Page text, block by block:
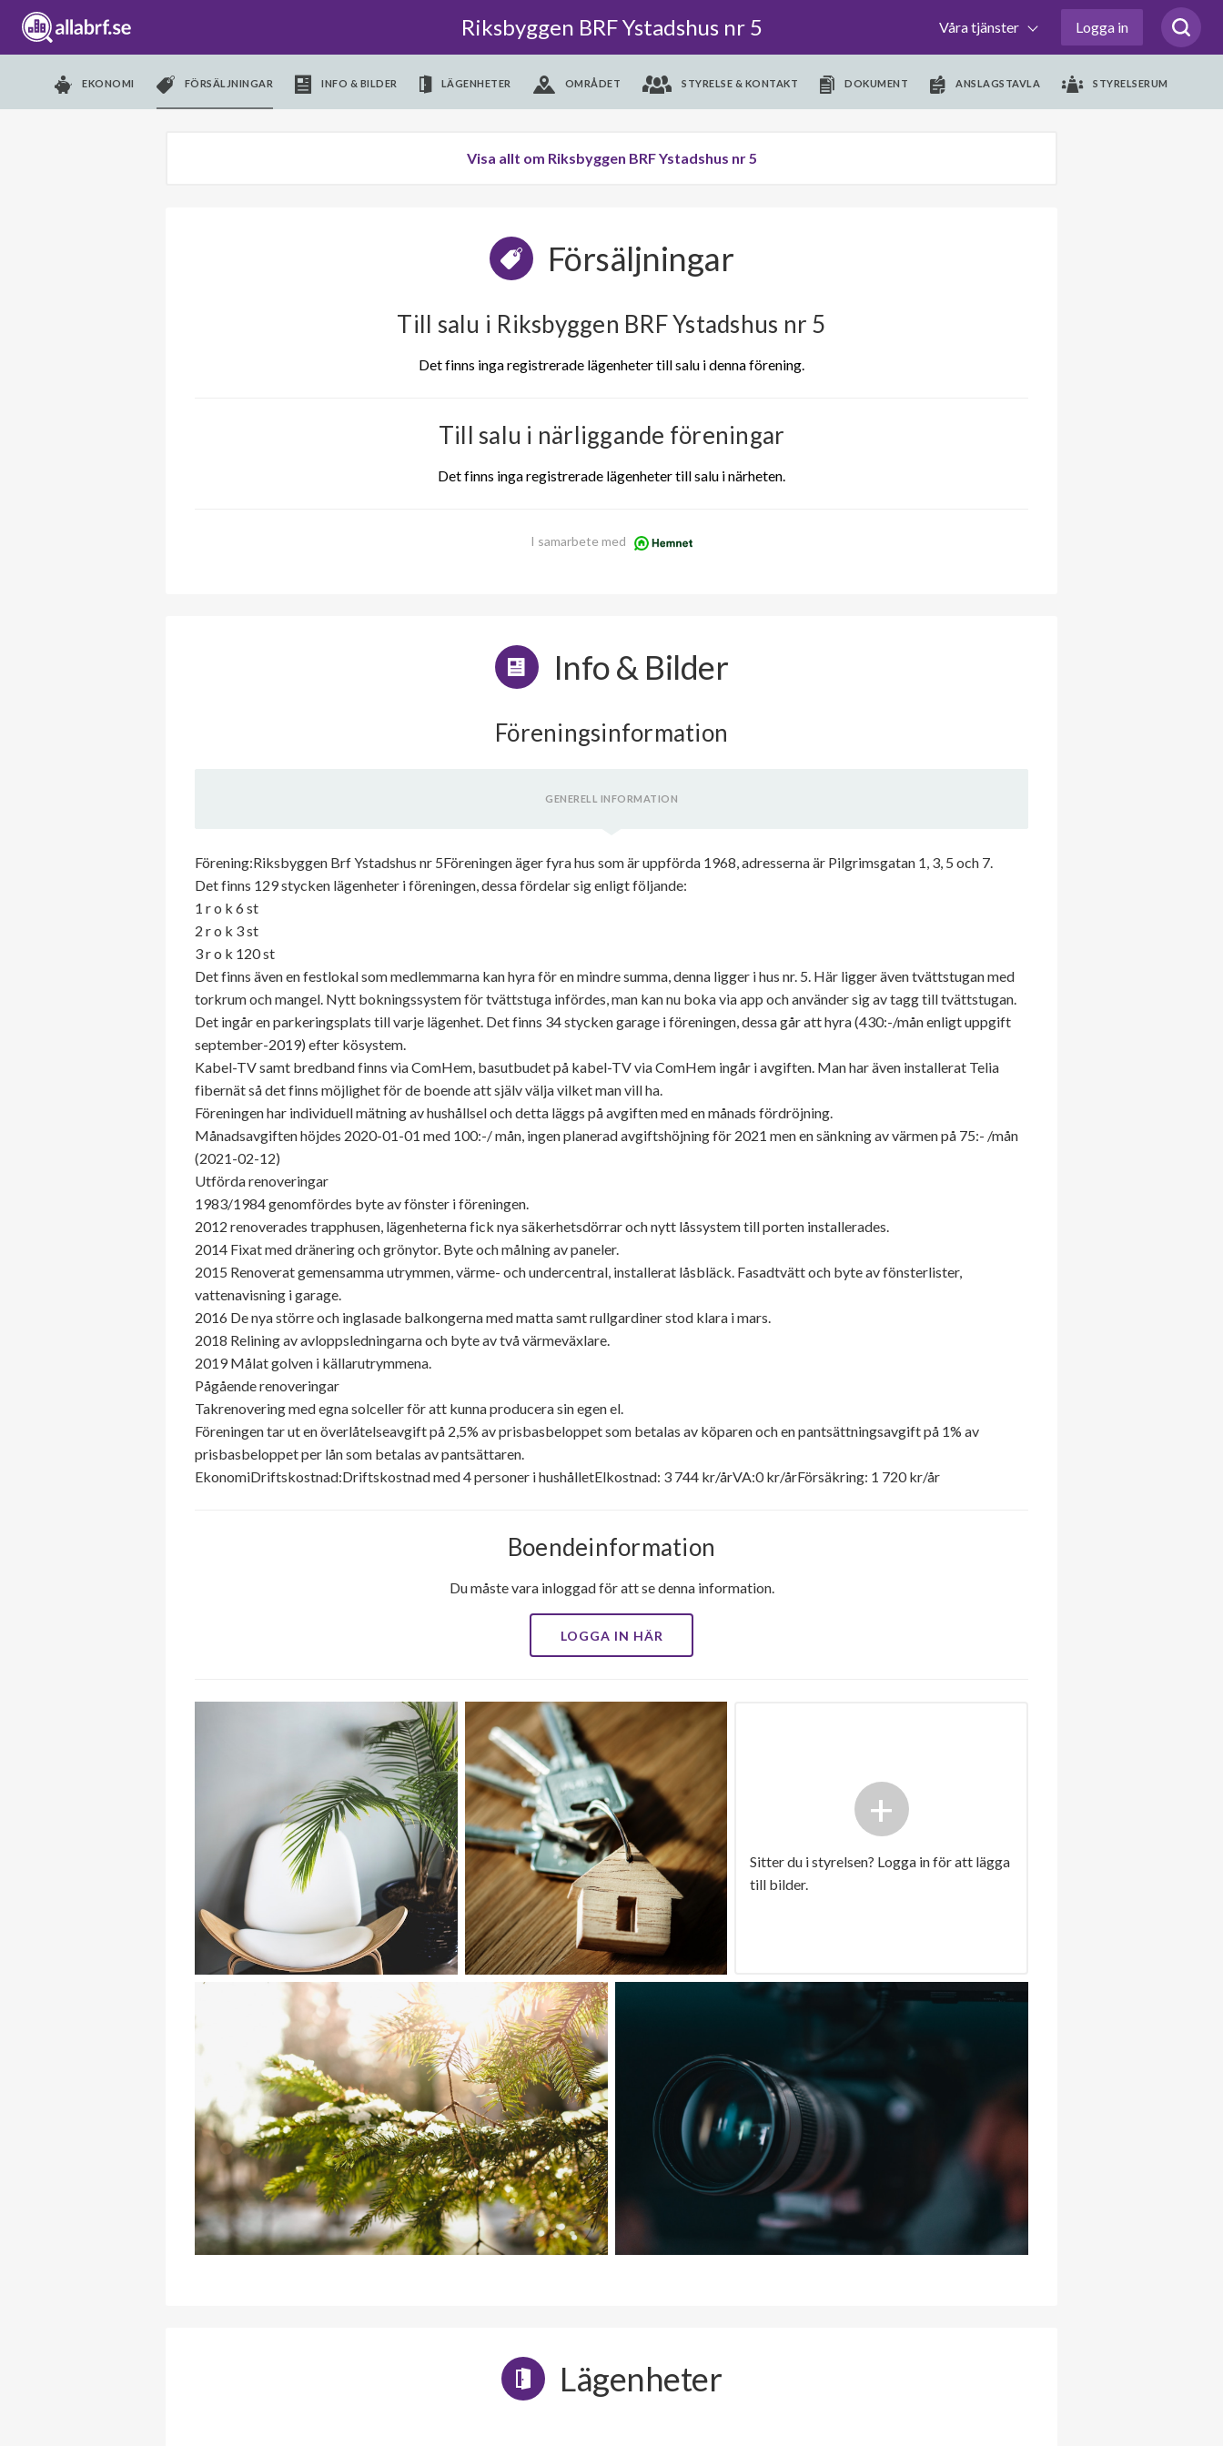
Riksbyggen BRF Ystadshus nr 5 Våra tjänster Logga in
EKONOMI FÖRSÄLJNINGAR INFO & BILDER LÄGENHETER OMRÅDET STYRELSE & KONTAKT DOKUMENT ANSLAGSTAVLA STYRELSERUM
Visa allt om Riksbyggen BRF Ystadshus nr 5
Försäljningar
Till salu i Riksbyggen BRF Ystadshus nr 5
Det finns inga registrerade lägenheter till salu i denna förening.
Till salu i närliggande föreningar
Det finns inga registrerade lägenheter till salu i närheten.
I samarbete med
Info & Bilder
Föreningsinformation
GENERELL INFORMATION
Förening:Riksbyggen Brf Ystadshus nr 5Föreningen äger fyra hus som är uppförda 1968, adresserna är Pilgrimsgatan 1, 3, 5 och 7.
Det finns 129 stycken lägenheter i föreningen, dessa fördelar sig enligt följande:
1 r o k 6 st
2 r o k 3 st
3 r o k 120 st
Det finns även en festlokal som medlemmarna kan hyra för en mindre summa, denna ligger i hus nr. 5. Här ligger även tvättstugan med
torkrum och mangel. Nytt bokningssystem för tvättstuga infördes, man kan nu boka via app och använder sig av tagg till tvättstugan.
Det ingår en parkeringsplats till varje lägenhet. Det finns 34 stycken garage i föreningen, dessa går att hyra (430:-/mån enligt uppgift
september-2019) efter kösystem.
Kabel-TV samt bredband finns via ComHem, basutbudet på kabel-TV via ComHem ingår i avgiften. Man har även installerat Telia
fibernät så det finns möjlighet för de boende att själv välja vilket man vill ha.
Föreningen har individuell mätning av hushållsel och detta läggs på avgiften med en månads fördröjning.
Månadsavgiften höjdes 2020-01-01 med 100:-/ mån, ingen planerad avgiftshöjning för 2021 men en sänkning av värmen på 75:- /mån
(2021-02-12)
Utförda renoveringar
1983/1984 genomfördes byte av fönster i föreningen.
2012 renoverades trapphusen, lägenheterna fick nya säkerhetsdörrar och nytt låssystem till porten installerades.
2014 Fixat med dränering och grönytor. Byte och målning av paneler.
2015 Renoverat gemensamma utrymmen, värme- och undercentral, installerat låsbläck. Fasadtvätt och byte av fönsterlister,
vattenavisning i garage.
2016 De nya större och inglasade balkongerna med matta samt rullgardiner stod klara i mars.
2018 Relining av avloppsledningarna och byte av två värmeväxlare.
2019 Målat golven i källarutrymmena.
Pågående renoveringar
Takrenovering med egna solceller för att kunna producera sin egen el.
Föreningen tar ut en överlåtelseavgift på 2,5% av prisbasbeloppet som betalas av köparen och en pantsättningsavgift på 1% av
prisbasbeloppet per lån som betalas av pantsättaren.
EkonomiDriftskostnad:Driftskostnad med 4 personer i hushålletElkostnad: 3 744 kr/årVA:0 kr/årFörsäkring: 1 720 kr/år
Boendeinformation
Du måste vara inloggad för att se denna information.
LOGGA IN HÄR
+
Sitter du i styrelsen? Logga in för att lägga
till bilder.
Lägenheter